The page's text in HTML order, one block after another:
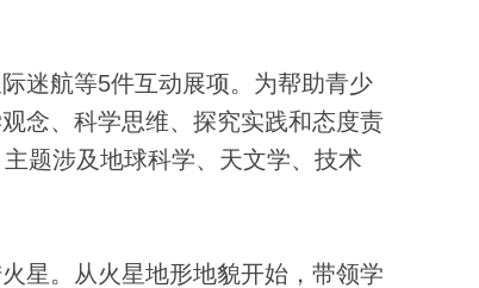
迷航等5件互动展项。为帮助青少
念、科学思维、探究实践和态度责
题涉及地球科学、天文学、技术
。从火星地形地貌开始，带领学